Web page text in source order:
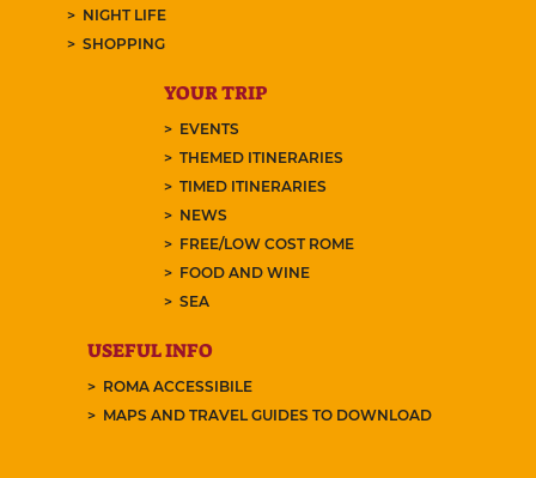
NIGHT LIFE
SHOPPING
YOUR TRIP
EVENTS
THEMED ITINERARIES
TIMED ITINERARIES
NEWS
FREE/LOW COST ROME
FOOD AND WINE
SEA
USEFUL INFO
ROMA ACCESSIBILE
MAPS AND TRAVEL GUIDES TO DOWNLOAD